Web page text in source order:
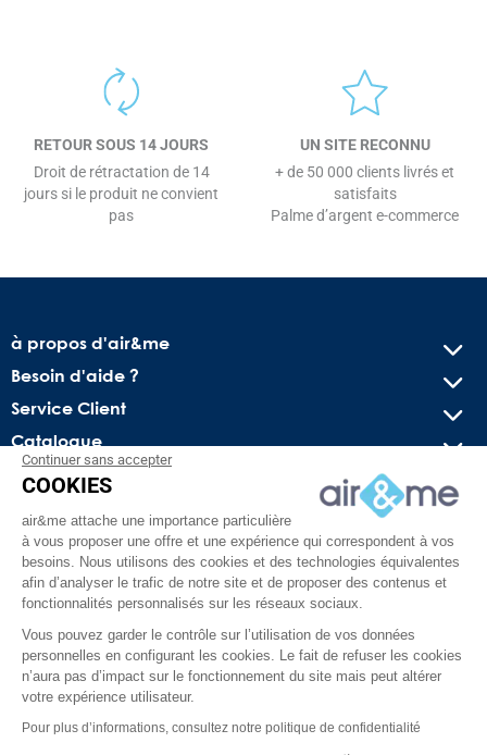
RETOUR SOUS 14 JOURS
Droit de rétractation de 14
jours si le produit ne convient
pas
UN SITE RECONNU
+ de 50 000 clients livrés et
satisfaits
Palme d’argent e-commerce
à propos d'air&me
Besoin d'aide ?
Service Client
Catalogue
Recevez nos offres spéciales !
Conseils pratiques, bons plans exclusifs et actus sur l’air
intérieur. Pas de spam, juré !
FacebookYouTubePinterestInstagramTikTok
Continuer sans accepter
COOKIES
air&me attache une importance particulière
à vous proposer une offre et une expérience qui correspondent à vos
besoins. Nous utilisons des cookies et des technologies équivalentes
afin d’analyser le trafic de notre site et de proposer des contenus et
fonctionnalités personnalisés sur les réseaux sociaux.
Vous pouvez garder le contrôle sur l’utilisation de vos données
personnelles en configurant les cookies. Le fait de refuser les cookies
n’aura pas d’impact sur le fonctionnement du site mais peut altérer
votre expérience utilisateur.
Pour plus d’informations, consultez notre politique de confidentialité